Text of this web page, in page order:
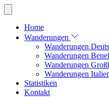
Home
Wanderungen
Wanderungen
Wanderungen
Wanderungen
Wanderungen
Statistiken
Kontakt